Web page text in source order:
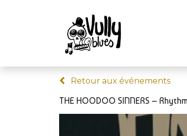
Retour aux événements
THE HOODOO SINNERS –